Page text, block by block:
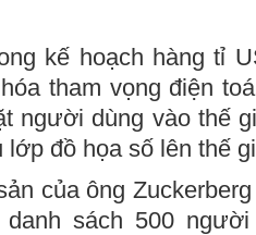
kế hoạch hàng tỉ
tham vọng điện
người dùng vào thế
lớp đồ họa số lên thế
của ông
danh sách 500